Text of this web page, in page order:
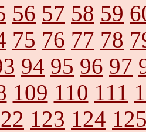
56 57 58 59
75 76 77 78
94 95 96 97
109 110 111
123 124